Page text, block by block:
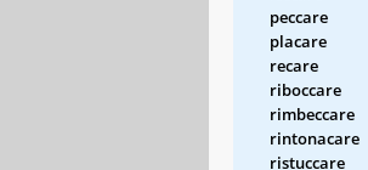
peccare
placare
recare
riboccare
rimbeccare
rintonacare
ristuccare